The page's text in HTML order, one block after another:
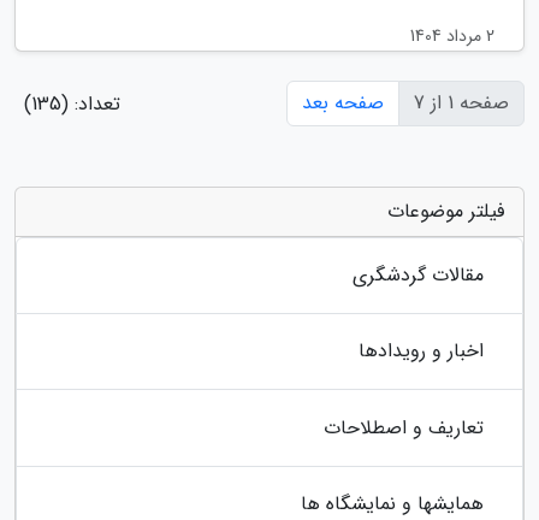
2 مرداد 1404
صفحه 1 از 7 صفحه بعد تعداد: (135)
فیلتر موضوعات
مقالات گردشگری
اخبار و رویدادها
تعاریف و اصطلاحات
همایشها و نمایشگاه ها